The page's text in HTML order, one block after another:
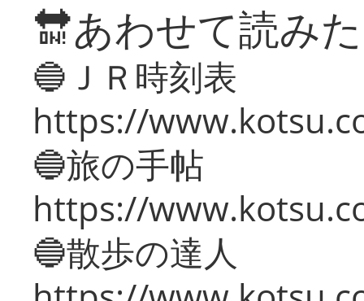
🔛あわせて読み
🔵ＪＲ時刻表
https://
🔵旅の手帖
https://
🔵散歩の達人